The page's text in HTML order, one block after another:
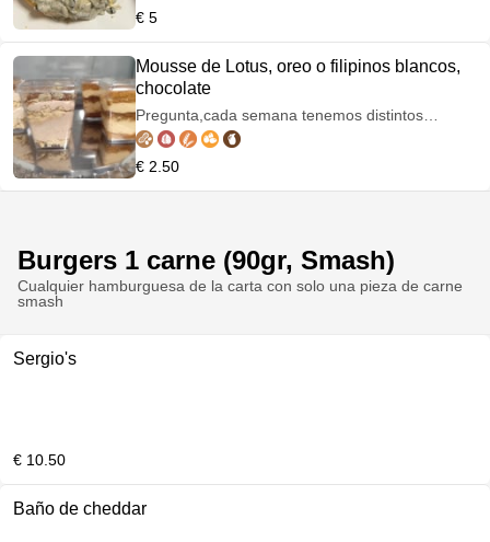
galletas oreo
€ 5
Mousse de Lotus, oreo o filipinos blancos,
chocolate
Pregunta,cada semana tenemos distintos
sabores!!
€ 2.50
Burgers 1 carne (90gr, Smash)
Cualquier hamburguesa de la carta con solo una pieza de carne
smash
Sergio's
€ 10.50
Baño de cheddar